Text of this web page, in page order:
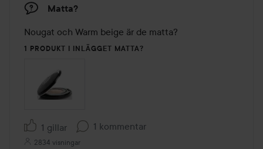
Matta?
Nougat och Warm beige är de matta?
1 PRODUKT I INLÄGGET MATTA?
1 gillar 1 kommentar
2834 visningar